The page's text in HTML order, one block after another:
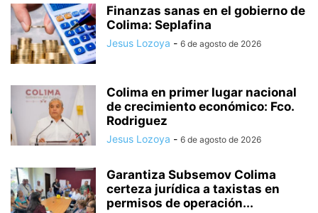
Finanzas sanas en el gobierno de
Colima: Seplafina
Jesus Lozoya - 6 de agosto de 2026
Colima en primer lugar nacional
de crecimiento económico: Fco.
Rodriguez
Jesus Lozoya - 6 de agosto de 2026
Garantiza Subsemov Colima
certeza jurídica a taxistas en
permisos de operación...